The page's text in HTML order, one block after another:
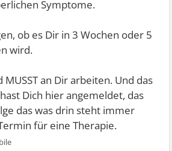
Symptome.
ob es Dir in 3 Wochen oder 5
wird.
an Dir arbeiten. Und das
Dich hier angemeldet, das
das was drin steht immer
für eine Therapie.